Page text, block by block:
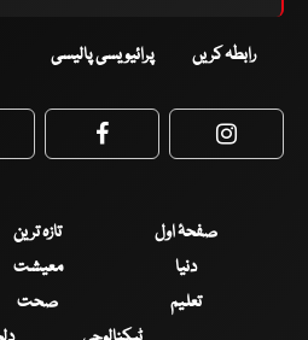
رابطہ کریں پرائیویسی پالیسی
Facebook
صفحۂ اول تازہ ترین
دنیا
معیشت
تعلیم
صحت